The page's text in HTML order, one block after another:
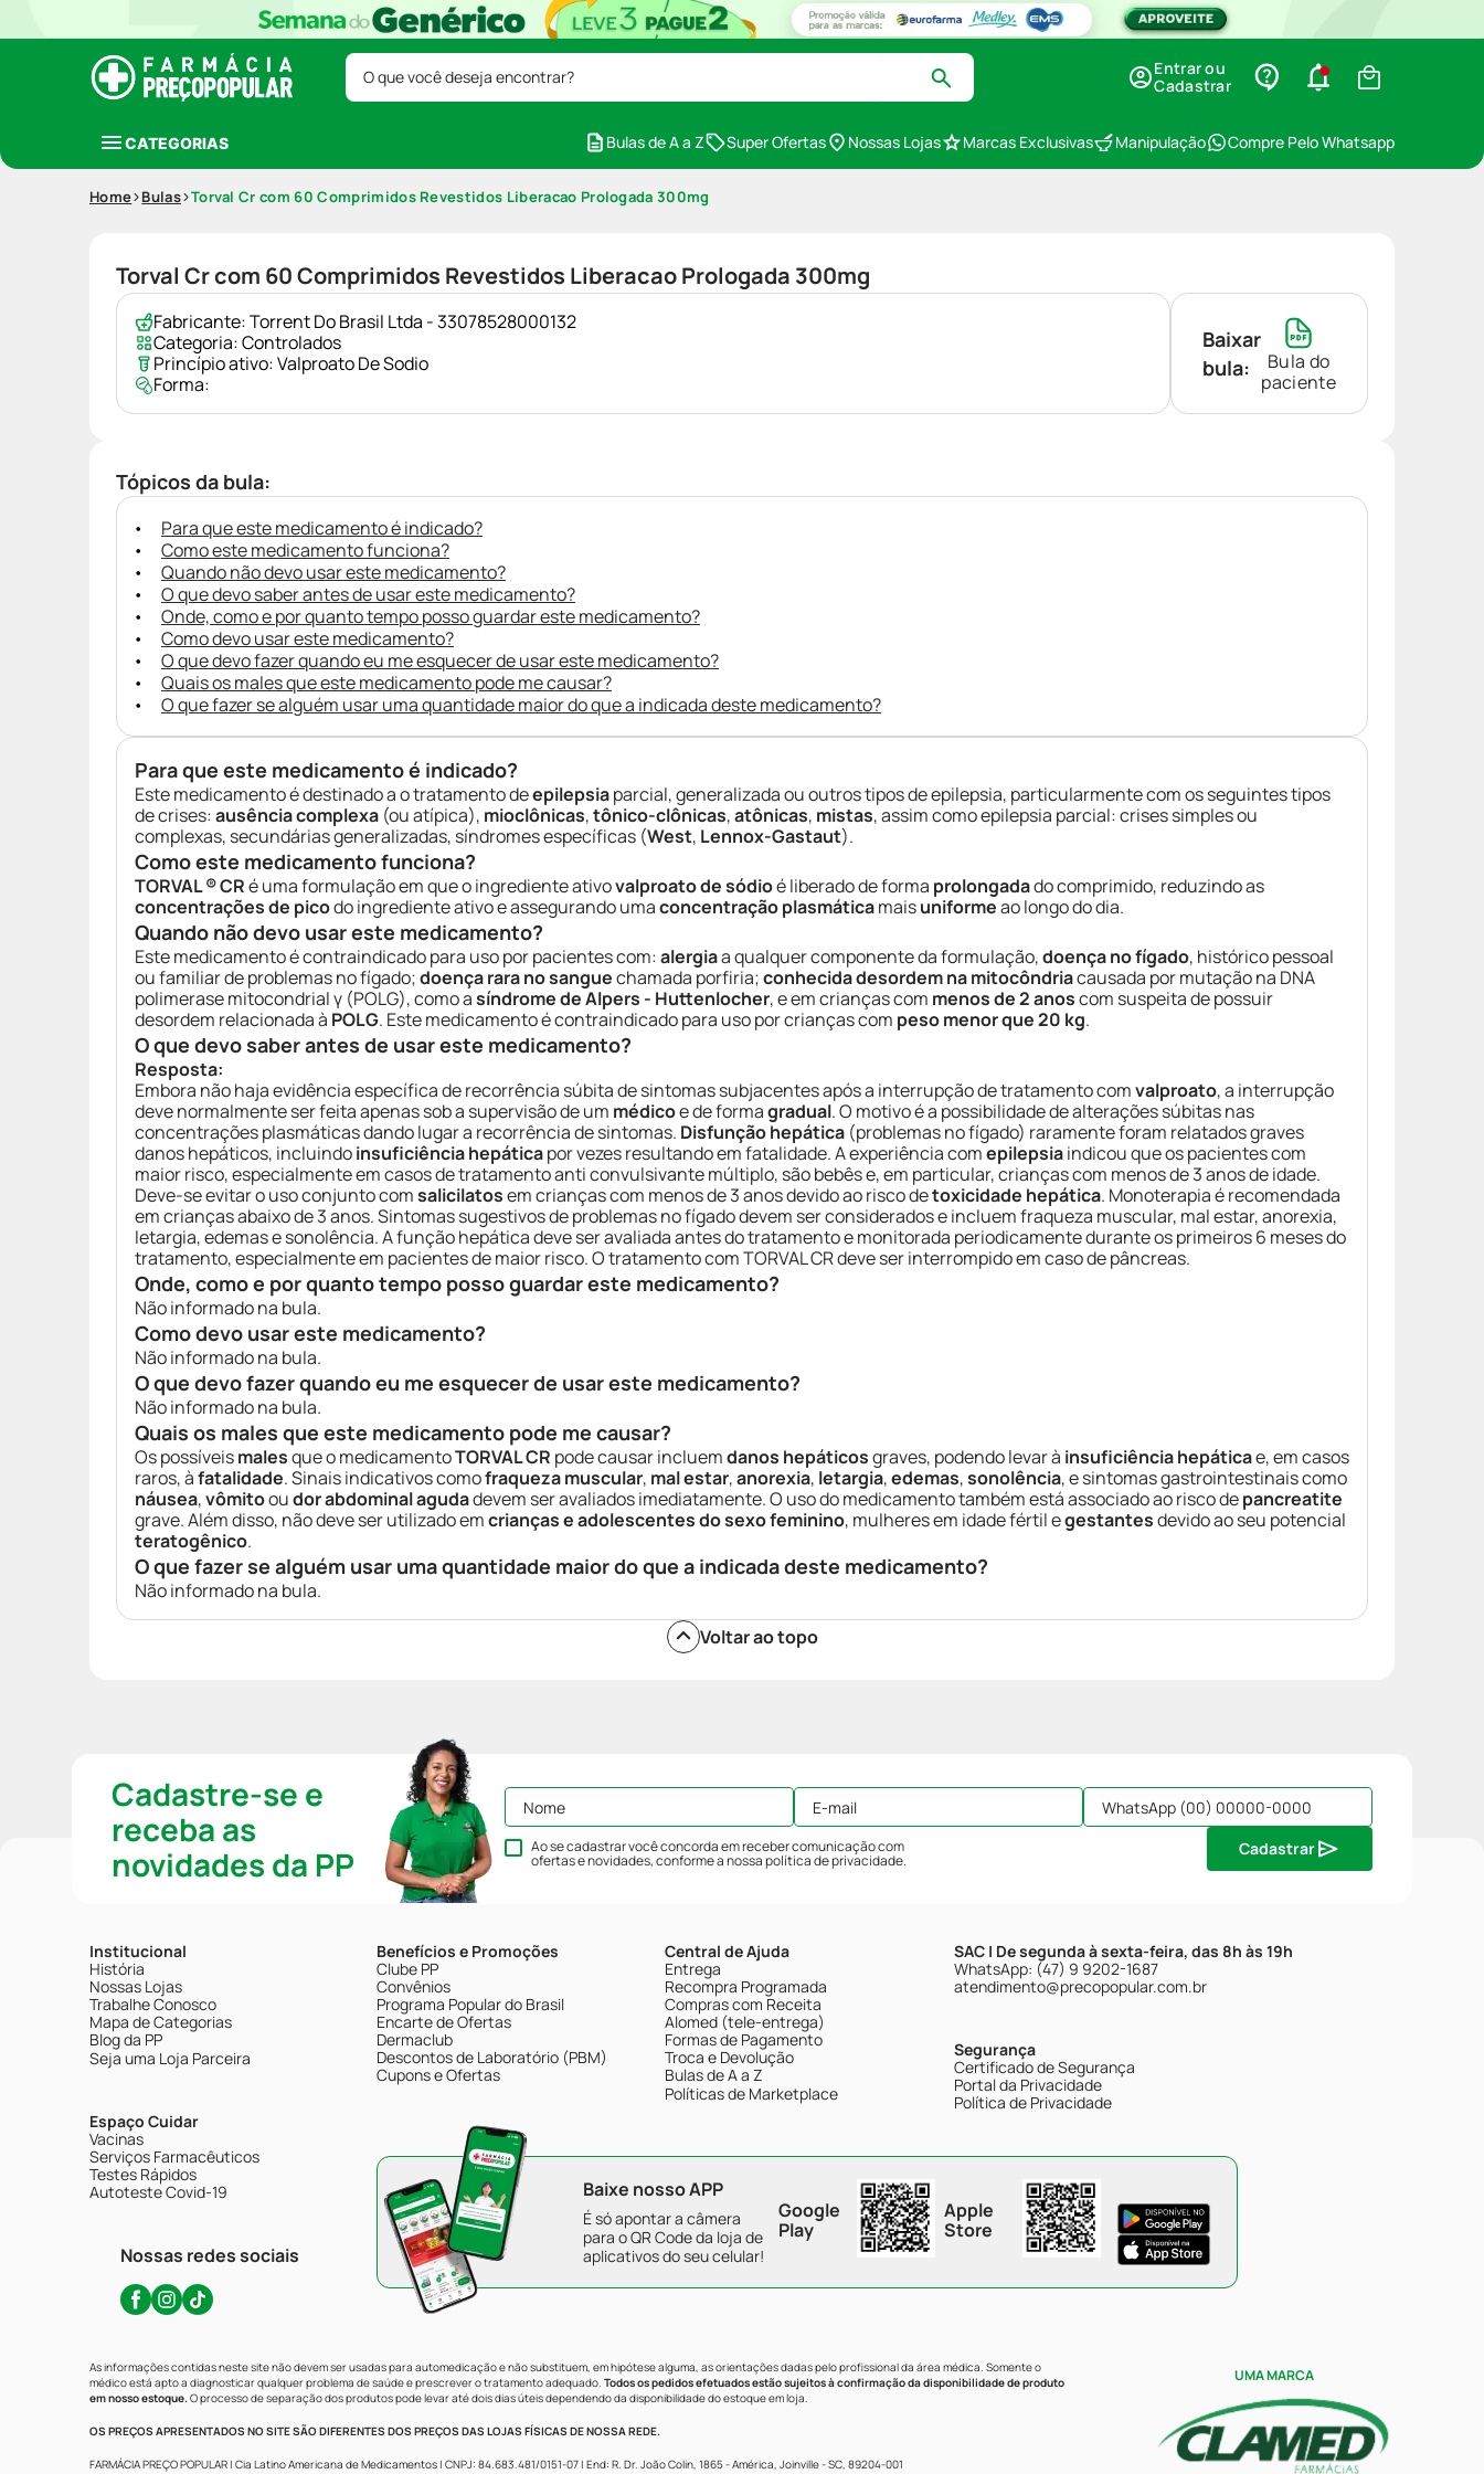
O que você deseja encontrar?
Entrar ou
Cadastrar
CATEGORIAS Bulas de A a Z Super Ofertas Nossas Lojas Marcas Exclusivas Manipulação Compre Pelo Whatsapp
Home Bulas Torval Cr com 60 Comprimidos Revestidos Liberacao Prologada 300mg
Torval Cr com 60 Comprimidos Revestidos Liberacao Prologada 300mg
Fabricante:Torrent Do Brasil Ltda - 33078528000132
Categoria:Controlados
Princípio ativo:Valproato De Sodio
Forma:
Baixar
bula:
Bula do
paciente
Tópicos da bula:
Para que este medicamento é indicado?
Como este medicamento funciona?
Quando não devo usar este medicamento?
O que devo saber antes de usar este medicamento?
Onde, como e por quanto tempo posso guardar este medicamento?
Como devo usar este medicamento?
O que devo fazer quando eu me esquecer de usar este medicamento?
Quais os males que este medicamento pode me causar?
O que fazer se alguém usar uma quantidade maior do que a indicada deste medicamento?
Para que este medicamento é indicado?
Este medicamento é destinado a o tratamento deepilepsiaparcial, generalizada ou outros tipos de epilepsia, particularmente com os seguintes tipos
de crises:ausência complexa (ou atípica), mioclônicas,tônico-clônicas,atônicas, mistas, assim como epilepsia parcial: crises simples ou
complexas, secundárias generalizadas, síndromes específicas (West, Lennox-Gastaut).
Como este medicamento funciona?
TORVAL ® CRé uma formulação em que o ingrediente ativovalproato de sódioé liberado de forma prolongadado comprimido, reduzindo as
concentrações de picodo ingrediente ativo e assegurando umaconcentração plasmáticamaisuniformeao longo do dia.
Quando não devo usar este medicamento?
Este medicamento é contraindicado para uso por pacientes com:alergiaa qualquer componente da formulação,doença no fígado, histórico pessoal
ou familiar de problemas no fígado;doença rara no sanguechamada porfiria;conhecida desordem na mitocôndriacausada por mutação na DNA
polimerase mitocondrial γ (POLG), como asíndrome de Alpers - Huttenlocher, e em crianças com menos de 2 anoscom suspeita de possuir
desordem relacionada à POLG. Este medicamento é contraindicado para uso por crianças com peso menor que 20 kg.
O que devo saber antes de usar este medicamento?
Resposta:
Embora não haja evidência específica de recorrência súbita de sintomas subjacentes após a interrupção de tratamento comvalproato, a interrupção
deve normalmente ser feita apenas sob a supervisão de um médicoe de formagradual. O motivo é a possibilidade de alterações súbitas nas
concentrações plasmáticas dando lugar a recorrência de sintomas. Disfunção hepática (problemas no fígado) raramente foram relatados graves
danos hepáticos, incluindoinsuficiência hepáticapor vezes resultando em fatalidade. A experiência comepilepsiaindicou que os pacientes com
maior risco, especialmente em casos de tratamento anti convulsivante múltiplo, são bebês e, em particular, crianças com menos de 3 anos de idade.
Deve-se evitar o uso conjunto comsalicilatosem crianças com menos de 3 anos devido ao risco detoxicidade hepática. Monoterapia é recomendada
em crianças abaixo de 3 anos. Sintomas sugestivos de problemas no fígado devem ser considerados e incluem fraqueza muscular, mal estar, anorexia,
letargia, edemas e sonolência. A função hepática deve ser avaliada antes do tratamento e monitorada periodicamente durante os primeiros 6 meses do
tratamento, especialmente em pacientes de maior risco. O tratamento com TORVAL CR deve ser interrompido em caso de pâncreas.
Onde, como e por quanto tempo posso guardar este medicamento?
Não informado na bula.
Como devo usar este medicamento?
Não informado na bula.
O que devo fazer quando eu me esquecer de usar este medicamento?
Não informado na bula.
Quais os males que este medicamento pode me causar?
Os possíveismalesque o medicamentoTORVAL CR pode causar incluemdanos hepáticosgraves, podendo levar à insuficiência hepáticae, em casos
raros, àfatalidade. Sinais indicativos comofraqueza muscular, mal estar,anorexia, letargia,edemas,sonolência, e sintomas gastrointestinais como
náusea,vômitooudor abdominal agudadevem ser avaliados imediatamente. O uso do medicamento também está associado ao risco depancreatite
grave. Além disso, não deve ser utilizado emcrianças e adolescentes do sexo feminino, mulheres em idade fértil egestantesdevido ao seu potencial
teratogênico.
O que fazer se alguém usar uma quantidade maior do que a indicada deste medicamento?
Não informado na bula.
Voltar ao topo
Cadastre-se e
receba as
novidades da PP
Ao se cadastrar você concorda em receber comunicação com
ofertas e novidades, conforme a nossapolítica de privacidade.
Cadastrar
Institucional
História
Nossas Lojas
Trabalhe Conosco
Mapa de Categorias
Blog da PP
Seja uma Loja Parceira
Espaço Cuidar
Vacinas
Serviços Farmacêuticos
Testes Rápidos
Autoteste Covid-19
Nossas redes sociais
Benefícios e Promoções
Clube PP
Convênios
Programa Popular do Brasil
Encarte de Ofertas
Dermaclub
Descontos de Laboratório (PBM)
Cupons e Ofertas
Central de Ajuda
Entrega
Recompra Programada
Compras com Receita
Alomed (tele-entrega)
Formas de Pagamento
Troca e Devolução
Bulas de A a Z
Políticas de Marketplace
SAC | De segunda à sexta-feira, das 8h às 19h
WhatsApp: (47) 9 9202-1687
atendimento@precopopular.com.br
Segurança
Certificado de Segurança
Portal da Privacidade
Política de Privacidade
Baixe nosso APP
É só apontar a câmera
para o QR Code da loja de
aplicativos do seu celular!
Google
Play
Apple
Store
As informações contidas neste site não devem ser usadas para automedicação e não substituem, em hipótese alguma, as orientações dadas pelo profissional da área médica. Somente o
médico está apto a diagnosticar qualquer problema de saúde e prescrever o tratamento adequado. Todos os pedidos efetuados estão sujeitos à confirmação da disponibilidade de produto
em nosso estoque.O processo de separação dos produtos pode levar até dois dias úteis dependendo da disponibilidade do estoque em loja.
OS PREÇOS APRESENTADOS NO SITE SÃO DIFERENTES DOS PREÇOS DAS LOJAS FÍSICAS DE NOSSA REDE.
FARMÁCIA PREÇO POPULAR | Cia Latino Americana de Medicamentos | CNPJ: 84.683.481/0151-07 | End: R. Dr. João Colin, 1865 - América, Joinville - SC, 89204-001
UMA MARCA